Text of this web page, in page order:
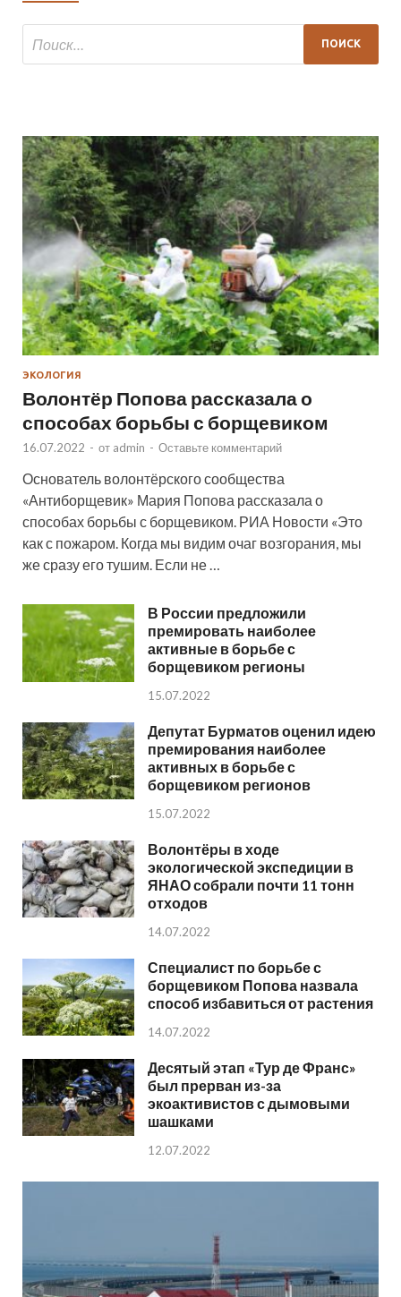
ЭКОЛОГИЯ
Волонтёр Попова рассказала о
способах борьбы с борщевиком
16.07.2022 - от admin - Оставьте комментарий
Основатель волонтёрского сообщества
«Антиборщевик» Мария Попова рассказала о
способах борьбы с борщевиком. РИА Новости «Это
как с пожаром. Когда мы видим очаг возгорания, мы
же сразу его тушим. Если не …
В России предложили
премировать наиболее
активные в борьбе с
борщевиком регионы
15.07.2022
Депутат Бурматов оценил идею
премирования наиболее
активных в борьбе с
борщевиком регионов
15.07.2022
Волонтёры в ходе
экологической экспедиции в
ЯНАО собрали почти 11 тонн
отходов
14.07.2022
Специалист по борьбе с
борщевиком Попова назвала
способ избавиться от растения
14.07.2022
Десятый этап «Тур де Франс»
был прерван из-за
экоактивистов с дымовыми
шашками
12.07.2022